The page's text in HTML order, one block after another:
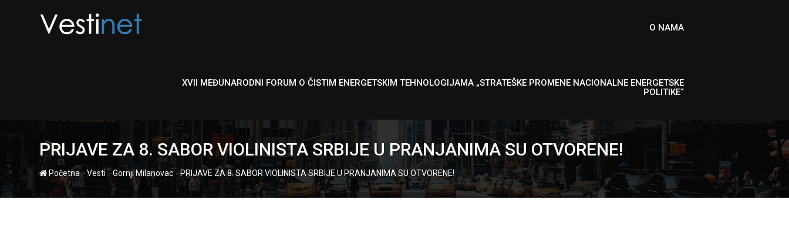
O NAMA
XVII MEĐUNARODNI FORUM O ČISTIM ENERGETSKIM TEHNOLOGIJAMA „STRATEŠKE PROMENE NACIONALNE ENERGETSKE
POLITIKE“
PRIJAVE ZA 8. SABOR VIOLINISTA SRBIJE U PRANJANIMA SU OTVORENE!
Početna-Vesti-Gornji Milanovac-PRIJAVE ZA 8. SABOR VIOLINISTA SRBIJE U PRANJANIMA SU OTVORENE!